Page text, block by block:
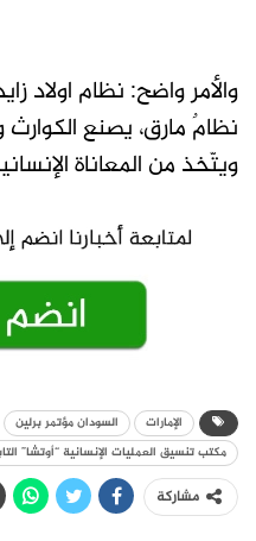
والأمر واضح: نظام اولاد
نظامٌ مارق، يصنع
ويتّخذ من المعاناة
الإمارات
السودان مؤتمر برلين
مكتب تنسيق العمليات الإنسانية “أوتشا”
مشاركة